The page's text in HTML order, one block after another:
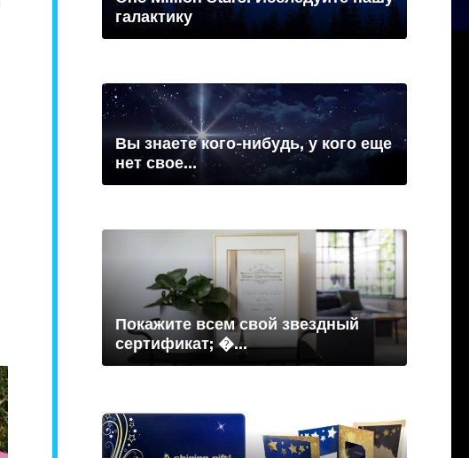
галактику
Вы знаете кого-нибудь, у кого еще
нет свое...
Покажите всем свой звездный
сертификат; �...